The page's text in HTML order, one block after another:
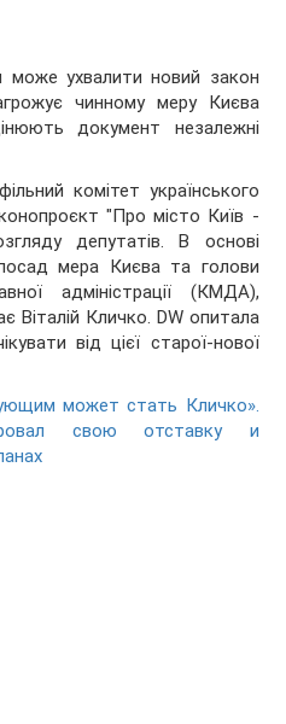
може ухвалити новий закон
чинному меру Києва
документ незалежні
комітет українського
"Про місто Київ -
депутатів. В основі
мера Києва та голови
адміністрації (КМДА),
Віталій Кличко. DW опитала
від цієї старої-нової
может стать Кличко».
свою отставку и